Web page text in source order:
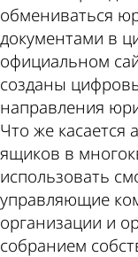
обмениваться
документами в
официальном
созданы
направления
Что же касается
ящиков в
использовать
управляющие
организации и
собранием